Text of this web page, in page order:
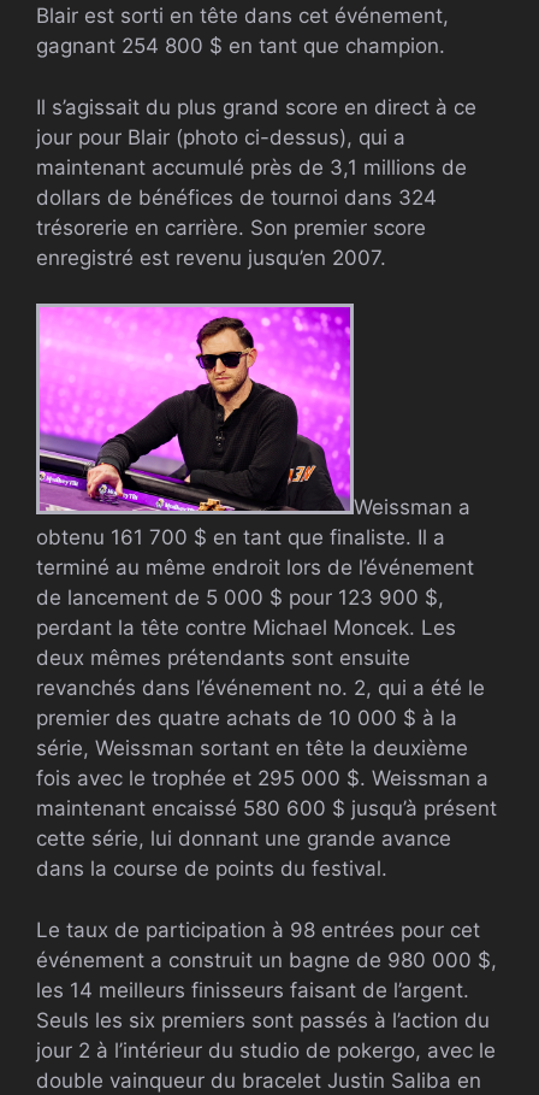
Blair est sorti en tête dans cet événement,
gagnant 254 800 $ en tant que champion.
Il s’agissait du plus grand score en direct à ce
jour pour Blair (photo ci-dessus), qui a
maintenant accumulé près de 3,1 millions de
dollars de bénéfices de tournoi dans 324
trésorerie en carrière. Son premier score
enregistré est revenu jusqu’en 2007.
Weissman a
obtenu 161 700 $ en tant que finaliste. Il a
terminé au même endroit lors de l’événement
de lancement de 5 000 $ pour 123 900 $,
perdant la tête contre Michael Moncek. Les
deux mêmes prétendants sont ensuite
revanchés dans l’événement no. 2, qui a été le
premier des quatre achats de 10 000 $ à la
série, Weissman sortant en tête la deuxième
fois avec le trophée et 295 000 $. Weissman a
maintenant encaissé 580 600 $ jusqu’à présent
cette série, lui donnant une grande avance
dans la course de points du festival.
Le taux de participation à 98 entrées pour cet
événement a construit un bagne de 980 000 $,
les 14 meilleurs finisseurs faisant de l’argent.
Seuls les six premiers sont passés à l’action du
jour 2 à l’intérieur du studio de pokergo, avec le
double vainqueur du bracelet Justin Saliba en